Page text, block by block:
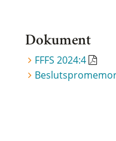
Dokument
FFFS 2024:4